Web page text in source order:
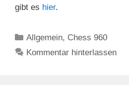
gibt es hier.
Kategorien
Allgemein, Chess 960
Kommentar hinterlassen